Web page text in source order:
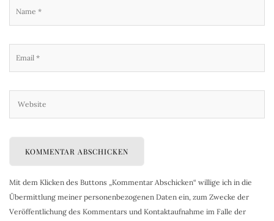
Mit dem Klicken des Buttons „Kommentar Abschicken“ willige ich in die
Übermittlung meiner personenbezogenen Daten ein, zum Zwecke der
Veröffentlichung des Kommentars und Kontaktaufnahme im Falle der